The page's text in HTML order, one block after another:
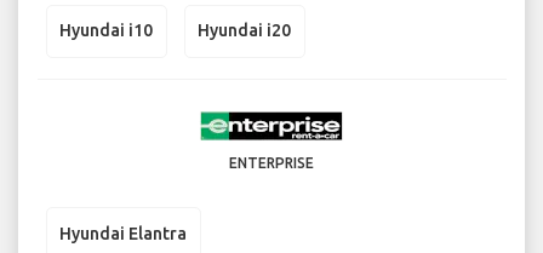
Hyundai i10 Hyundai i20
ENTERPRISE
Hyundai Elantra